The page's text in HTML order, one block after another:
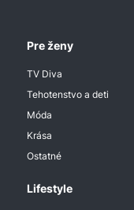
Pre ženy
TV Diva
Tehotenstvo a deti
Móda
Krása
Ostatné
Lifestyle